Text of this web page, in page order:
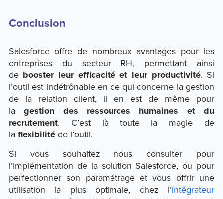
Conclusion
Salesforce offre de nombreux avantages pour les
entreprises du secteur RH, permettant ainsi
de booster leur efficacité et leur productivité. Si
l’outil est indétrônable en ce qui concerne la gestion
de la relation client, il en est de même pour
lagestion des ressources humaines et du
recrutement. C’est là toute la magie de
laflexibilitéde l’outil.
Si vous souhaitez nous consulter pour
l’implémentation de la solution Salesforce, ou pour
perfectionner son paramétrage et vous offrir une
utilisation la plus optimale, chez l’intégrateur